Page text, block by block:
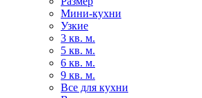
Мини-кухни
Узкие
3 кв. м.
5 кв. м.
6 кв. м.
9 кв. м.
Все для кухни